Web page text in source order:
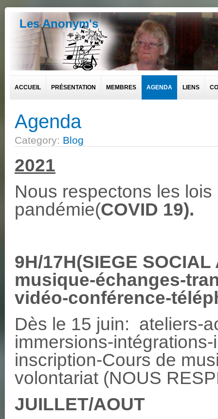
Les Anonym's
ACCUEIL PRÉSENTATION MEMBRES AGENDA LIENS
Agenda
Category: Blog
2021
Nous respectons les
pandémie(COVID 19).
9H/17H(SIEGE
musique-échanges-
vidéo-conférence-
Dès le 15 juin: ateliers-
immersions-
inscription-Cours de
volontariat (NOUS
JUILLET/AOUT